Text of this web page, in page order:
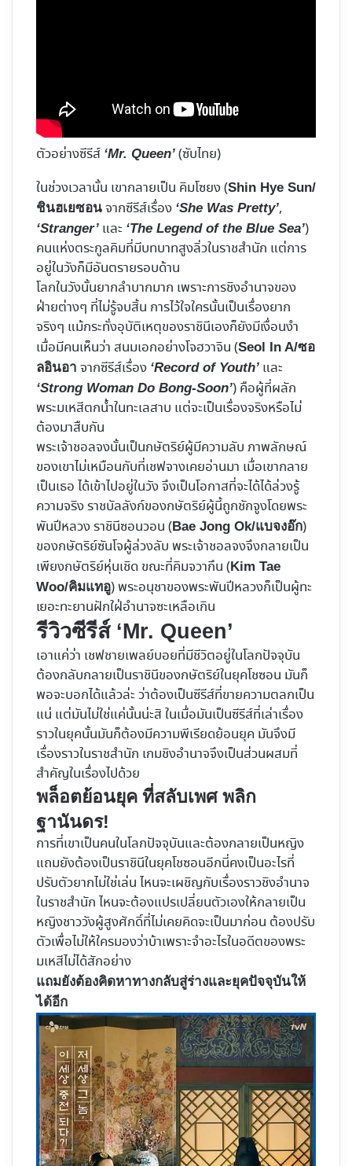
ตัวอย่างซีรีส์ ‘Mr. Queen’ (ซับไทย)
ในช่วงเวลานั้น เขากลายเป็น คิมโซยง (Shin Hye Sun/
ชินฮเยซอน จากซีรีส์เรื่อง ‘She Was Pretty’,
‘Stranger’ และ ‘The Legend of the Blue Sea’)
คนแห่งตระกูลคิมที่มีบทบาทสูงลิ่วในราชสำนัก แต่การ
อยู่ในวังก็มีอันตรายรอบด้าน
โลกในวังนั้นยากลำบากมาก เพราะการชิงอำนาจของ
ฝ่ายต่างๆ ที่ไม่รู้จบสิ้น การไว้ใจใครนั้นเป็นเรื่องยาก
จริงๆ แม้กระทั่งอุบัติเหตุของราชินีเองก็ยังมีเงื่อนงำ
เมื่อมีคนเห็นว่า สนมเอกอย่างโจฮวาจิน (Seol In A/ซอ
ลอินอา จากซีรีส์เรื่อง ‘Record of Youth’ และ
‘Strong Woman Do Bong-Soon’) คือผู้ที่ผลัก
พระมเหสีตกน้ำในทะเลสาบ แต่จะเป็นเรื่องจริงหรือไม่
ต้องมาสืบกัน
พระเจ้าชอลจงนั้นเป็นกษัตริย์ผู้มีความลับ ภาพลักษณ์
ของเขาไม่เหมือนกับที่เชฟจางเคยอ่านมา เมื่อเขากลาย
เป็นเธอ ได้เข้าไปอยู่ในวัง จึงเป็นโอกาสที่จะได้ได้ล่วงรู้
ความจริง ราชบัลลังก์ของกษัตริย์ผู้นี้ถูกชักจูงโดยพระ
พันปีหลวง ราชินีซอนวอน (Bae Jong Ok/แบจงอ๊ก)
ของกษัตริย์ซันโจผู้ล่วงลับ พระเจ้าชอลจงจึงกลายเป็น
เพียงกษัตริย์หุ่นเชิด ขณะที่คิมจวากึน (Kim Tae
Woo/คิมแทอู) พระอนุชาของพระพันปีหลวงก็เป็นผู้ทะ
เยอะทะยานฝักใฝ่อำนาจซะเหลือเกิน
รีวิวซีรีส์ ‘Mr. Queen’
เอาแค่ว่า เชฟชายเพลย์บอยที่มีชีวิตอยู่ในโลกปัจจุบัน
ต้องกลับกลายเป็นราชินีของกษัตริย์ในยุคโชซอน มันก็
พอจะบอกได้แล้วล่ะ ว่าต้องเป็นซีรีส์ที่ขายความตลกเป็น
แน่ แต่มันไม่ใช่แค่นั้นน่ะสิ ในเมื่อมันเป็นซีรีส์ที่เล่าเรื่อง
ราวในยุคนั้นมันก็ต้องมีความพีเรียดย้อนยุค มันจึงมี
เรื่องราวในราชสำนัก เกมชิงอำนาจจึงเป็นส่วนผสมที่
สำคัญในเรื่องไปด้วย
พล็อตย้อนยุค ที่สลับเพศ พลิก
ฐานันดร!
การที่เขาเป็นคนในโลกปัจจุบันและต้องกลายเป็นหญิง
แถมยังต้องเป็นราชินีในยุคโชซอนอีกนี่คงเป็นอะไรที่
ปรับตัวยากไม่ใช่เล่น ไหนจะเผชิญกับเรื่องราวชิงอำนาจ
ในราชสำนัก ไหนจะต้องแปรเปลี่ยนตัวเองให้กลายเป็น
หญิงชาววังผู้สูงศักดิ์ที่ไม่เคยคิดจะเป็นมาก่อน ต้องปรับ
ตัวเพื่อไม่ให้ใครมองว่าบ้าเพราะจำอะไรในอดีตของพระ
มเหสีไม่ได้สักอย่าง
แถมยังต้องคิดหาทางกลับสู่ร่างและยุคปัจจุบันให้
ได้อีก